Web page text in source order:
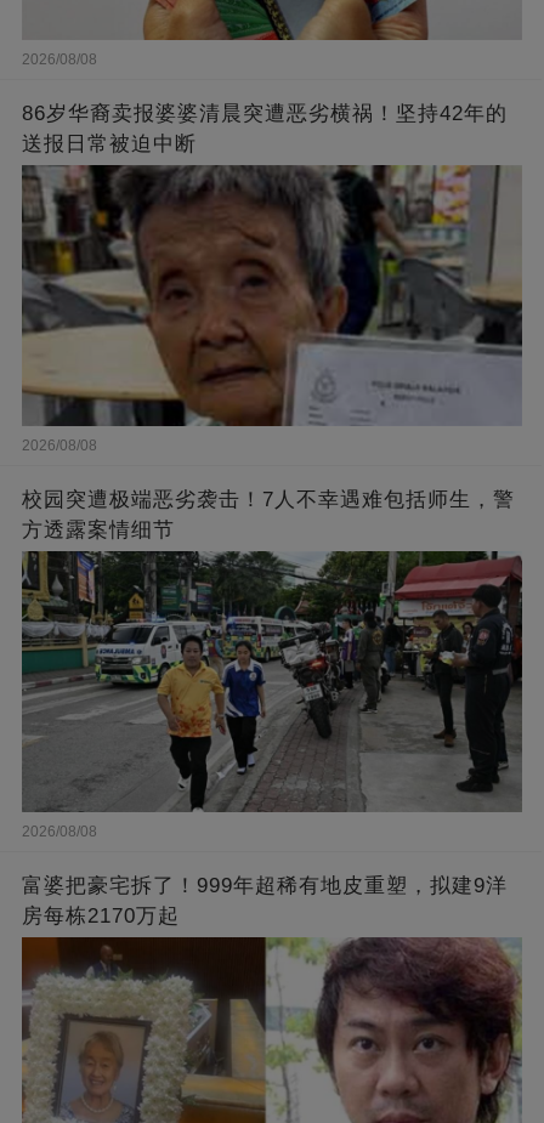
2026/08/08
86岁华裔卖报婆婆清晨突遭恶劣横祸！坚持42年的
送报日常被迫中断
2026/08/08
校园突遭极端恶劣袭击！7人不幸遇难包括师生，警
方透露案情细节
2026/08/08
富婆把豪宅拆了！999年超稀有地皮重塑，拟建9洋
房每栋2170万起